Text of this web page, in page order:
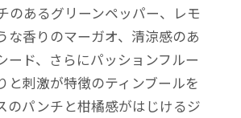
のあるグリーンペッパー、レモ
な香りのマーガオ、清涼感のあ
ード、さらにパッションフルー
と刺激が特徴のティンブールを
のパンチと柑橘感がはじけるジ